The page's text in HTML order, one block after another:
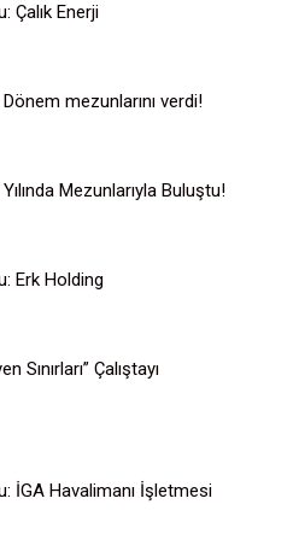
Çalık Enerji
mezunlarını verdi!
Mezunlarıyla Buluştu!
Erk Holding
Sınırları” Çalıştayı
İGA Havalimanı İşletmesi